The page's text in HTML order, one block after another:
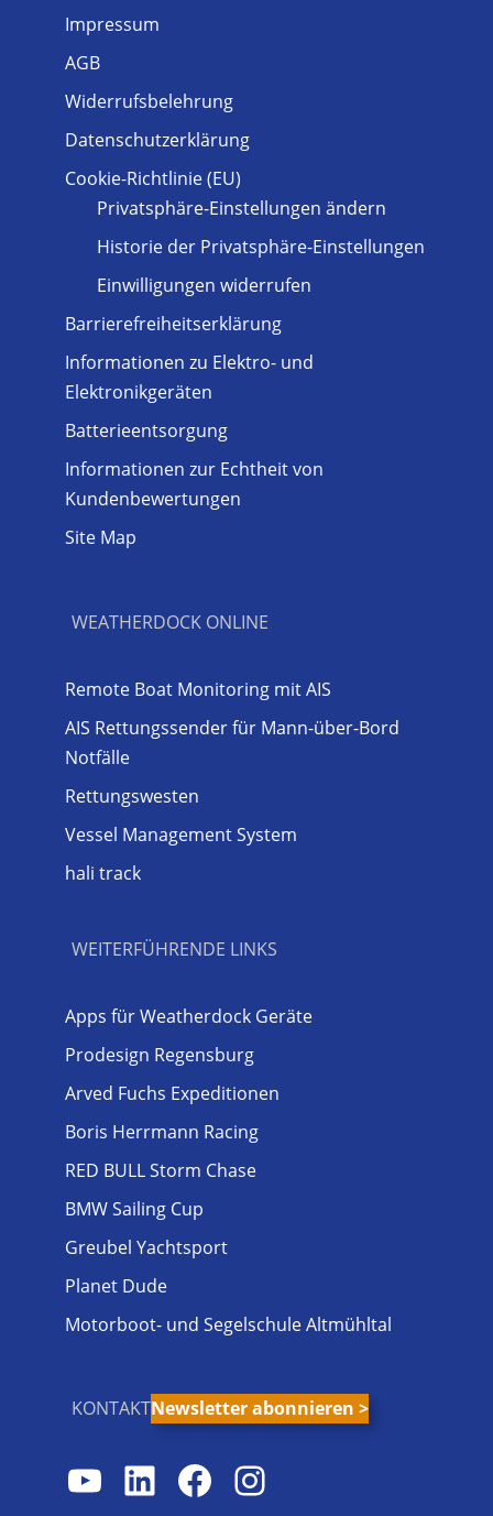
Impressum
AGB
Widerrufsbelehrung
Datenschutzerklärung
Cookie-Richtlinie (EU)
Privatsphäre-Einstellungen ändern
Historie der Privatsphäre-Einstellungen
Einwilligungen widerrufen
Barrierefreiheitserklärung
Informationen zu Elektro- und
Elektronikgeräten
Batterieentsorgung
Informationen zur Echtheit von
Kundenbewertungen
Site Map
WEATHERDOCK ONLINE
Remote Boat Monitoring mit AIS
AIS Rettungssender für Mann-über-Bord
Notfälle
Rettungswesten
Vessel Management System
hali track
WEITERFÜHRENDE LINKS
Apps für Weatherdock Geräte
Prodesign Regensburg
Arved Fuchs Expeditionen
Boris Herrmann Racing
RED BULL Storm Chase
BMW Sailing Cup
Greubel Yachtsport
Planet Dude
Motorboot- und Segelschule Altmühltal
KONTAKTNewsletter abonnieren >
YouTube
LinkedIn
Facebook
Instagram